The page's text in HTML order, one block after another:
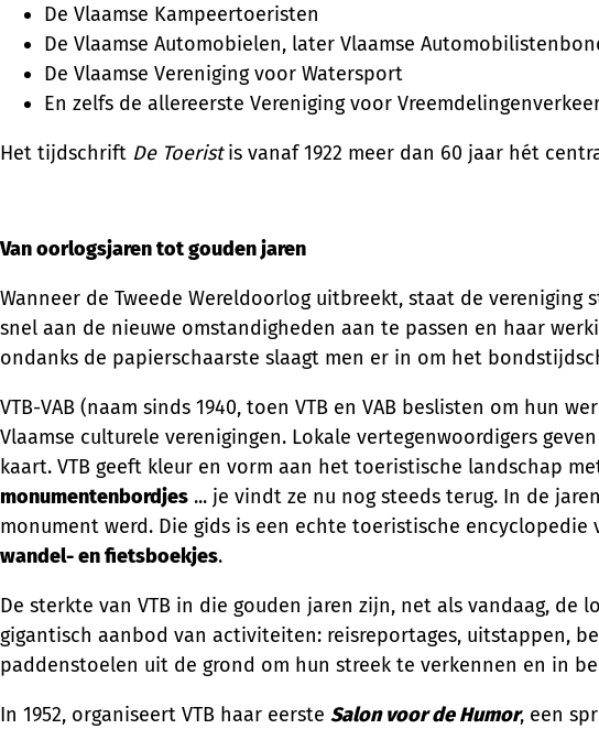
De Vlaamse Kampeertoeristen
De Vlaamse Automobielen, later Vlaamse
De Vlaamse Vereniging voor Watersport
En zelfs de allereerste Vereniging voor
Het tijdschrift De Toeristis vanaf 1922 meer dan 60 jaar hét
Van oorlogsjaren tot gouden jaren
Wanneer de Tweede Wereldoorlog uitbreekt, staat de
snel aan de nieuwe omstandigheden aan te passen en haar
ondanks de papierschaarste slaagt men er in om het
VTB-VAB (naam sinds 1940, toen VTB en VAB beslisten om hun
Vlaamse culturele verenigingen. Lokale vertegenwoordigers
kaart. VTB geeft kleur en vorm aan het toeristische landschap
monumentenbordjes ... je vindt ze nu nog steeds terug. In de
monument werd. Die gids is een echte toeristische
wandel- en fietsboekjes.
De sterkte van VTB in die gouden jaren zijn, net als vandaag,
gigantisch aanbod van activiteiten: reisreportages, uitstappen,
paddenstoelen uit de grond om hun streek te verkennen en in
In 1952, organiseert VTB haar eerste Salon voor de Humor, een